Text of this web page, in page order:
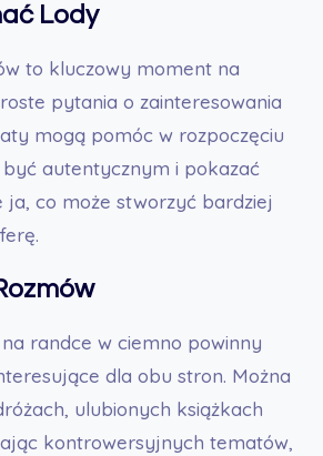
Lody
to kluczowy moment na
pytania o zainteresowania
mogą pomóc w rozpoczęciu
autentycznym i pokazać
ja, co może stworzyć bardziej
randce w ciemno powinny
dla obu stron. Można
ulubionych książkach
kontrowersyjnych tematów,